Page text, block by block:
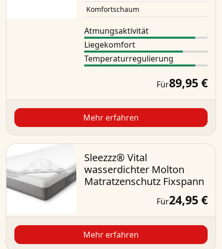
Komfortschaum
Atmungsaktivität
Liegekomfort
Temperaturregulierung
Für89,95 €
Mehr erfahren
Sleezzz® Vital
wasserdichter Molton
Matratzenschutz Fixspann
Für24,95 €
Mehr erfahren